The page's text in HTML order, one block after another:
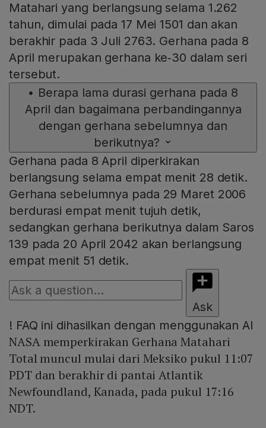
Matahari yang berlangsung selama 1.262
tahun, dimulai pada 17 Mei 1501 dan akan
berakhir pada 3 Juli 2763. Gerhana pada 8
April merupakan gerhana ke‑30 dalam seri
tersebut.
• Berapa lama durasi gerhana pada 8
April dan bagaimana perbandingannya
dengan gerhana sebelumnya dan
berikutnya?
Gerhana pada 8 April diperkirakan
berlangsung selama empat menit 28 detik.
Gerhana sebelumnya pada 29 Maret 2006
berdurasi empat menit tujuh detik,
sedangkan gerhana berikutnya dalam Saros
139 pada 20 April 2042 akan berlangsung
empat menit 51 detik.
Ask
! FAQ ini dihasilkan dengan menggunakan AI
NASA memperkirakan Gerhana Matahari
Total muncul mulai dari Meksiko pukul 11:07
PDT dan berakhir di pantai Atlantik
Newfoundland, Kanada, pada pukul 17:16
NDT.